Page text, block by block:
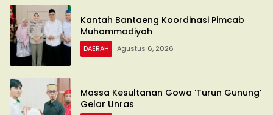
Kantah Bantaeng Koordinasi Pimcab
Muhammadiyah
DAERAH Agustus 6, 2026
Massa Kesultanan Gowa ‘Turun Gunung’
Gelar Unras